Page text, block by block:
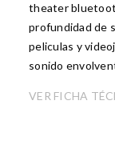
theater
profundidad de
peliculas y
sonido
VER FICHA